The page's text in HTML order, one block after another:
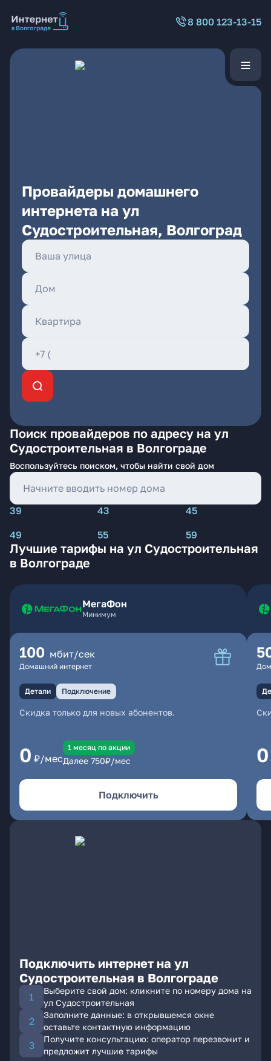
8 800 123-13-15
Провайдеры домашнего
интернета на ул
Судостроительная, Волгоград
Поиск провайдеров по адресу на ул
Судостроительная в Волгограде
Воспользуйтесь поиском, чтобы найти свой дом
39 43
45
49
55 59
Лучшие тарифы на ул Судостроительная
в Волгограде
МегаФон
Минимум
100 мбит/сек
Домашний интернет
Детали Подключение
Скидка только для новых абонентов.
0 ₽/мес
1 месяц по акции
Далее 750₽/мес
Подключить
0
Подключить интернет на ул
Судостроительная в Волгограде
Выберите свой дом: кликните по номеру дома на
ул Судостроительная
Заполните данные: в открывшемся окне
оставьте контактную информацию
Получите консультацию: оператор перезвонит и
предложит лучшие тарифы